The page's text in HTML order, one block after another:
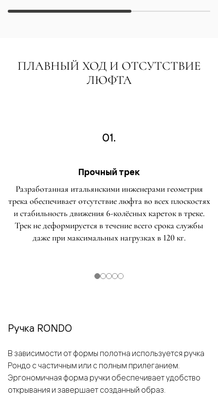
ПЛАВНЫЙ ХОД И ОТСУТСТВИЕ
ЛЮФТА
01.
Прочный трек
Разработанная итальянскими инженерами геометрия
трека обеспечивает отсутствие люфта во всех плоскостях
и стабильность движения 6-колёсных кареток в треке.
Трек не деформируется в течение всего срока службы
даже при максимальных нагрузках в 120 кг.
Ручка RONDO
В зависимости от формы полотна используется ручка
Рондо с частичным или с полным прилеганием.
Эргономичная форма ручки обеспечивает удобство
открывания и завершает созданный образ.